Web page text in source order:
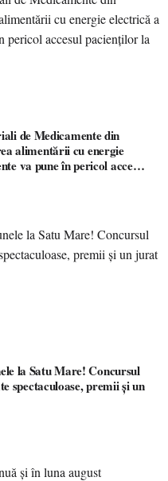
de Medicamente din
alimentării cu energie
va pune în pericol accesul
spectaculoase, premii și un